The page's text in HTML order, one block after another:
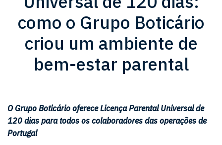
como o Grupo Boticário
criou um ambiente de
bem-estar parental
O Grupo Boticário oferece Licença Parental Universal de
120 dias para todos os colaboradores das operações de
Portugal